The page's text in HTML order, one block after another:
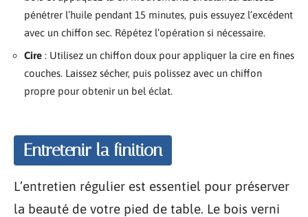
pénétrer l’huile pendant 15 minutes, puis essuyez l’excédent
avec un chiffon sec. Répétez l’opération si nécessaire.
Cire : Utilisez un chiffon doux pour appliquer la cire en fines
couches. Laissez sécher, puis polissez avec un chiffon
propre pour obtenir un bel éclat.
Entretenir la finition
L’entretien régulier est essentiel pour préserver
la beauté de votre pied de table. Le bois verni